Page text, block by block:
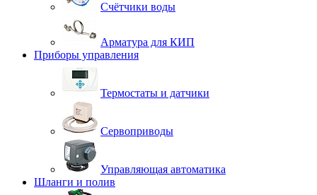
Счётчики воды
Арматура для КИП
Приборы управления
Термостаты и датчики
Сервоприводы
Управляющая автоматика
Шланги и полив